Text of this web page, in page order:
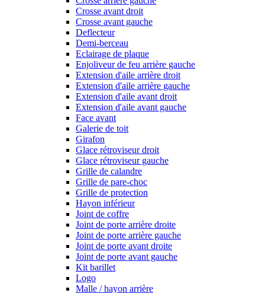
Crosse avant droit
Crosse avant gauche
Deflecteur
Demi-berceau
Eclairage de plaque
Enjoliveur de feu arrière gauche
Extension d'aile arrière droit
Extension d'aile arrière gauche
Extension d'aile avant droit
Extension d'aile avant gauche
Face avant
Galerie de toit
Girafon
Glace rétroviseur droit
Glace rétroviseur gauche
Grille de calandre
Grille de pare-choc
Grille de protection
Hayon inférieur
Joint de coffre
Joint de porte arrière droite
Joint de porte arrière gauche
Joint de porte avant droite
Joint de porte avant gauche
Kit barillet
Logo
Malle / hayon arrière